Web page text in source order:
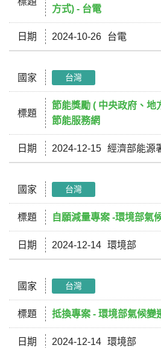
方式) - 台電
日期 2024-10-26 台電
國家 台灣
標題
節能獎勵 ( 中央政府、地
節能服務網
日期 2024-12-15 經濟部能源
國家 台灣
標題 自願減量專案 -環境部氣
日期 2024-12-14 環境部
國家 台灣
標題 抵換專案 - 環境部氣候變
日期 2024-12-14 環境部